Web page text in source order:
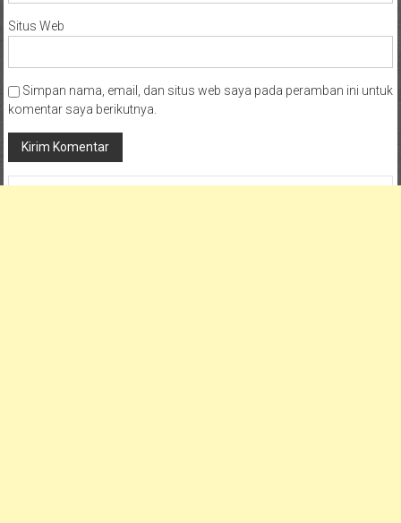
Situs Web
Simpan nama, email, dan situs web saya pada peramban ini untuk
komentar saya berikutnya.